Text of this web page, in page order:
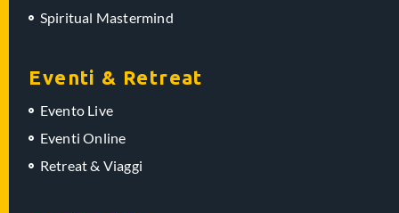
Spiritual Mastermind
Eventi & Retreat
Evento Live
Eventi Online
Retreat & Viaggi